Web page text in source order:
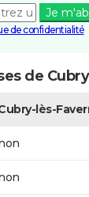
Je
de confidentialité
de
lès-